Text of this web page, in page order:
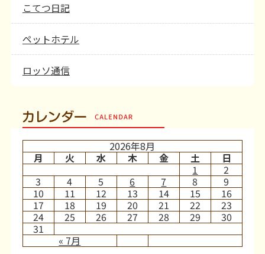
こてつ日記
ペットホテル
ロッソ通信
カレンダー
2026年8月
月
火 水 木 金 土 日
« 7月
1
2
3
4 5 6 7 8
9
10
11 12 13 14 15
16
17
18 19 20 21 22
23
24
25 26 27 28 29
30
31